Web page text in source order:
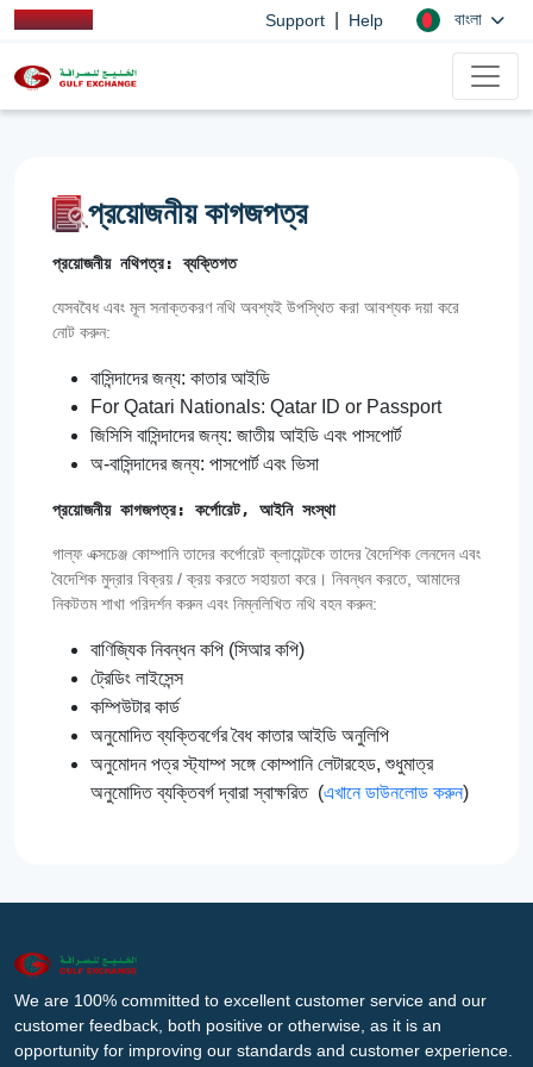
Support Help বাংলা
প্রয়োজনীয় কাগজপত্র
প্রয়োজনীয় নথিপত্র: ব্যক্তিগত
যেসববৈধ এবং মূল সনাক্তকরণ নথি অবশ্যই উপস্থিত করা আবশ্যক দয়া করে
নোট করুন:
বাসিন্দাদের জন্য: কাতার আইডি
For Qatari Nationals: Qatar ID or Passport
জিসিসি বাসিন্দাদের জন্য: জাতীয় আইডি এবং পাসপোর্ট
অ-বাসিন্দাদের জন্য: পাসপোর্ট এবং ভিসা
প্রয়োজনীয় কাগজপত্র: কর্পোরেট, আইনি সংস্থা
গাল্‌ফ এক্সচেঞ্জ কোম্পানি তাদের কর্পোরেট ক্লায়েন্টকে তাদের বৈদেশিক লেনদেন এবং
বৈদেশিক মুদ্রার বিক্রয় / ক্রয় করতে সহায়তা করে। নিবন্ধন করতে, আমাদের
নিকটতম শাখা পরিদর্শন করুন এবং নিম্নলিখিত নথি বহন করুন:
বাণিজ্যিক নিবন্ধন কপি (সিআর কপি)
ট্রেডিং লাইসেন্স
কম্পিউটার কার্ড
অনুমোদিত ব্যক্তিবর্গের বৈধ কাতার আইডি অনুলিপি
অনুমোদন পত্র স্ট্যাম্প সঙ্গে কোম্পানি লেটারহেড, শুধুমাত্র
অনুমোদিত ব্যক্তিবর্গ দ্বারা স্বাক্ষরিত (এখানে ডাউনলোড করুন)
We are 100% committed to excellent customer service and our
customer feedback, both positive or otherwise, as it is an
opportunity for improving our standards and customer experience.